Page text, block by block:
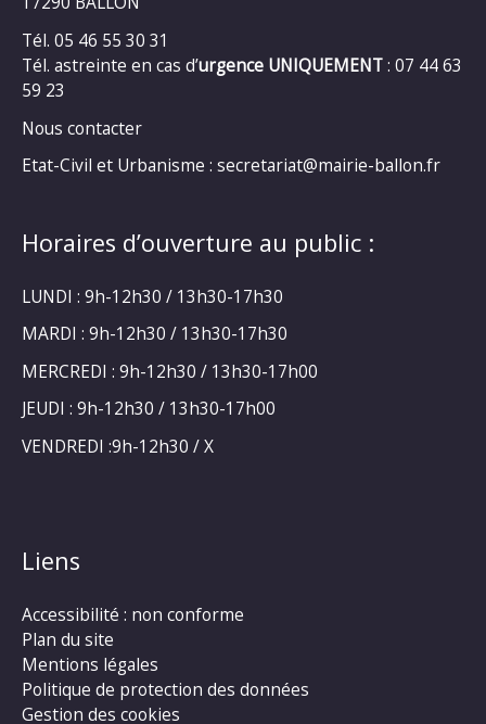
Tél. 05 46 55 30 31
Tél. astreinte en cas d’urgence UNIQUEMENT: 07 44 63
59 23
Nous contacter
Etat-Civil et Urbanisme : secretariat@mairie-ballon.fr
Horaires d’ouverture au public :
LUNDI : 9h-12h30 / 13h30-17h30
MARDI : 9h-12h30 / 13h30-17h30
MERCREDI : 9h-12h30 / 13h30-17h00
JEUDI : 9h-12h30 / 13h30-17h00
VENDREDI :9h-12h30 / X
Liens
Accessibilité : non conforme
Plan du site
Mentions légales
Politique de protection des données
Gestion des cookies